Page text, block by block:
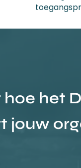
het
jouw